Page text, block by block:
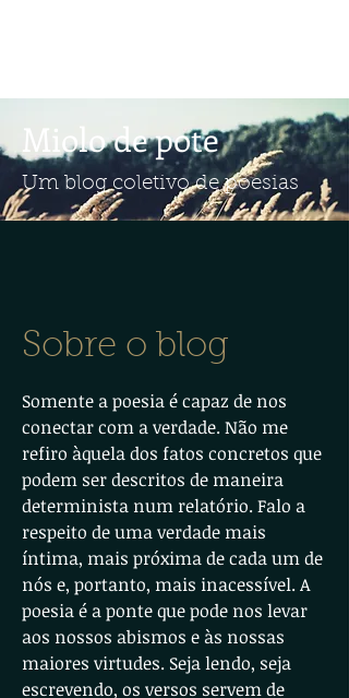
Sobre o blog
Somente a poesia é capaz de nos
conectar com a verdade. Não me
refiro àquela dos fatos concretos que
podem ser descritos de maneira
determinista num relatório. Falo a
respeito de uma verdade mais
íntima, mais próxima de cada um de
nós e, portanto, mais inacessível. A
poesia é a ponte que pode nos levar
aos nossos abismos e às nossas
maiores virtudes. Seja lendo, seja
escrevendo, os versos servem de
Miolo de pote
Um blog coletivo de poesias